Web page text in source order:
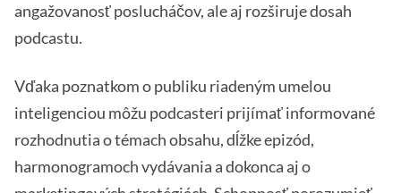
angažovanosť poslucháčov, ale aj rozširuje dosah
podcastu.
Vďaka poznatkom o publiku riadeným umelou
inteligenciou môžu podcasteri prijímať informované
rozhodnutia o témach obsahu, dĺžke epizód,
harmonogramoch vydávania a dokonca aj o